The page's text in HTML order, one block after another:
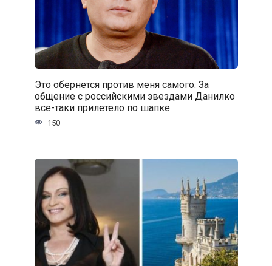
Это обернется против меня самого. За
общение с российскими звездами Данилко
все-таки прилетело по шапке
150